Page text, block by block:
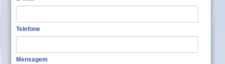
Telefone
Mensagem